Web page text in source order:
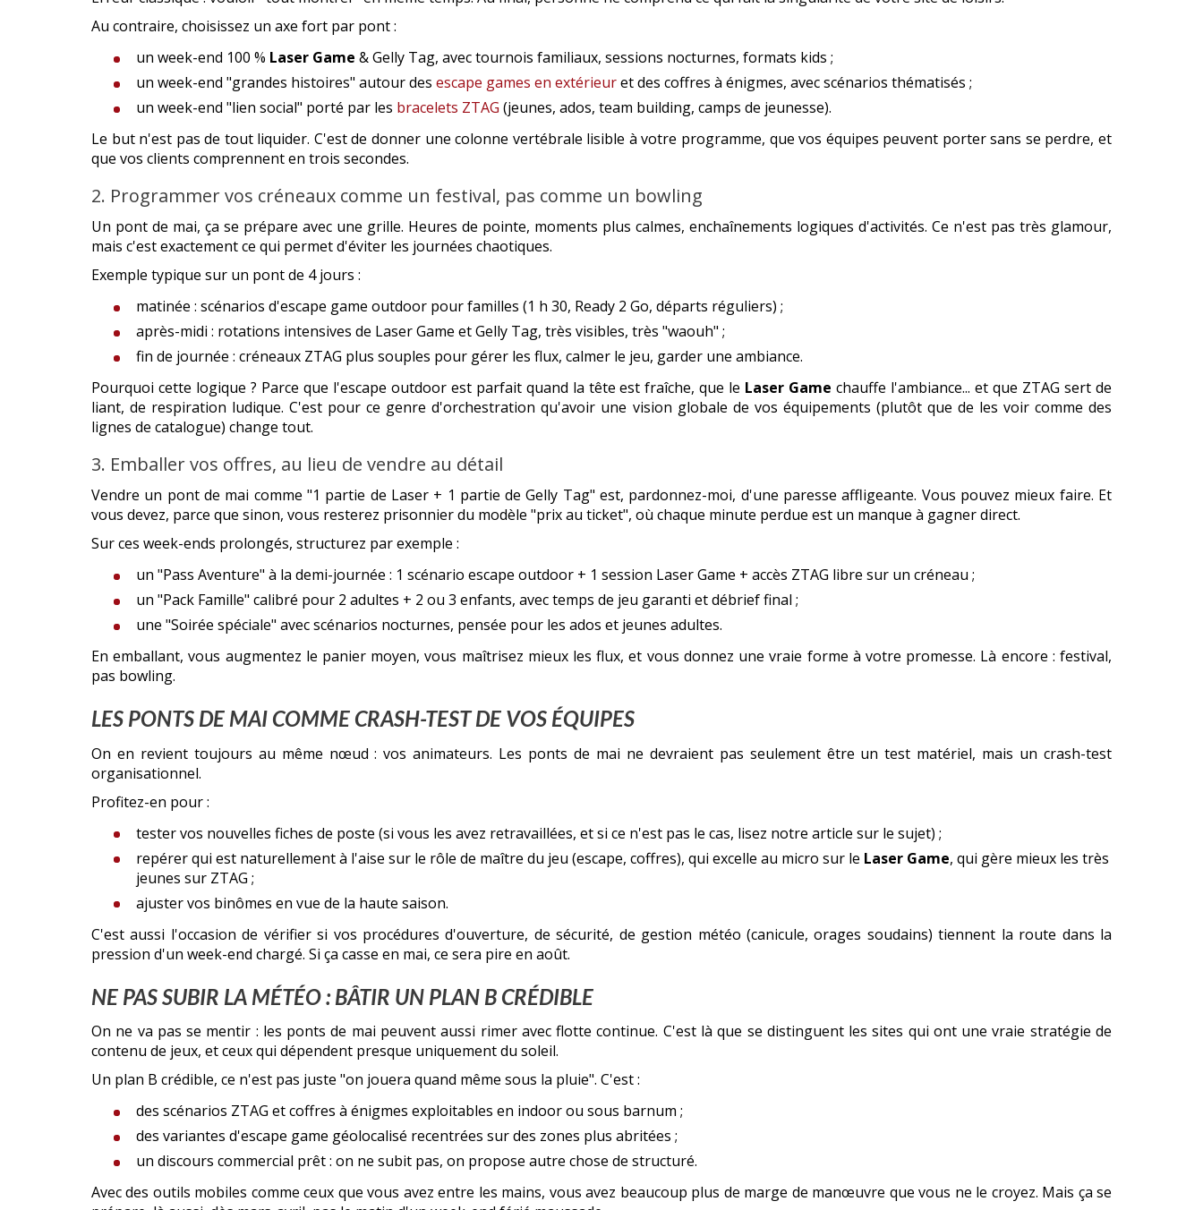
Au contraire, choisissez un axe fort par pont :
un week-end 100 % Laser Game & Gelly Tag, avec tournois familiaux, sessions nocturnes, formats kids ;
un week-end "grandes histoires" autour des escape games en extérieuret des coffres à énigmes, avec scénarios thématisés ;
un week-end "lien social" porté par les bracelets ZTAG (jeunes, ados, team building, camps de jeunesse).
Le but n'est pas de tout liquider. C'est de donner une colonne vertébrale lisible à votre programme, que vos équipes peuvent porter sans se perdre, et
que vos clients comprennent en trois secondes.
2. Programmer vos créneaux comme un festival, pas comme un bowling
Un pont de mai, ça se prépare avec une grille. Heures de pointe, moments plus calmes, enchaînements logiques d'activités. Ce n'est pas très glamour,
mais c'est exactement ce qui permet d'éviter les journées chaotiques.
Exemple typique sur un pont de 4 jours :
matinée : scénarios d'escape game outdoor pour familles (1 h 30, Ready 2 Go, départs réguliers) ;
après-midi : rotations intensives de Laser Game et Gelly Tag, très visibles, très "waouh" ;
fin de journée : créneaux ZTAG plus souples pour gérer les flux, calmer le jeu, garder une ambiance.
Pourquoi cette logique ? Parce que l'escape outdoor est parfait quand la tête est fraîche, que le Laser Game chauffe l'ambiance... et que ZTAG sert de
liant, de respiration ludique. C'est pour ce genre d'orchestration qu'avoir une vision globale de vos équipements (plutôt que de les voir comme des
lignes de catalogue) change tout.
3. Emballer vos offres, au lieu de vendre au détail
Vendre un pont de mai comme "1 partie de Laser + 1 partie de Gelly Tag" est, pardonnez-moi, d'une paresse affligeante. Vous pouvez mieux faire. Et
vous devez, parce que sinon, vous resterez prisonnier du modèle "prix au ticket", où chaque minute perdue est un manque à gagner direct.
Sur ces week-ends prolongés, structurez par exemple :
un "Pass Aventure" à la demi-journée : 1 scénario escape outdoor + 1 session Laser Game + accès ZTAG libre sur un créneau ;
un "Pack Famille" calibré pour 2 adultes + 2 ou 3 enfants, avec temps de jeu garanti et débrief final ;
une "Soirée spéciale" avec scénarios nocturnes, pensée pour les ados et jeunes adultes.
En emballant, vous augmentez le panier moyen, vous maîtrisez mieux les flux, et vous donnez une vraie forme à votre promesse. Là encore : festival,
pas bowling.
LES PONTS DE MAI COMME CRASH-TEST DE VOS ÉQUIPES
On en revient toujours au même nœud : vos animateurs. Les ponts de mai ne devraient pas seulement être un test matériel, mais un crash-test
organisationnel.
Profitez-en pour :
tester vos nouvelles fiches de poste (si vous les avez retravaillées, et si ce n'est pas le cas, lisez notre article sur le sujet) ;
repérer qui est naturellement à l'aise sur le rôle de maître du jeu (escape, coffres), qui excelle au micro sur le Laser Game, qui gère mieux les très
jeunes sur ZTAG ;
ajuster vos binômes en vue de la haute saison.
C'est aussi l'occasion de vérifier si vos procédures d'ouverture, de sécurité, de gestion météo (canicule, orages soudains) tiennent la route dans la
pression d'un week-end chargé. Si ça casse en mai, ce sera pire en août.
NE PAS SUBIR LA MÉTÉO : BÂTIR UN PLAN B CRÉDIBLE
On ne va pas se mentir : les ponts de mai peuvent aussi rimer avec flotte continue. C'est là que se distinguent les sites qui ont une vraie stratégie de
contenu de jeux, et ceux qui dépendent presque uniquement du soleil.
Un plan B crédible, ce n'est pas juste "on jouera quand même sous la pluie". C'est :
des scénarios ZTAG et coffres à énigmes exploitables en indoor ou sous barnum ;
des variantes d'escape game géolocalisé recentrées sur des zones plus abritées ;
un discours commercial prêt : on ne subit pas, on propose autre chose de structuré.
Avec des outils mobiles comme ceux que vous avez entre les mains, vous avez beaucoup plus de marge de manœuvre que vous ne le croyez. Mais ça se